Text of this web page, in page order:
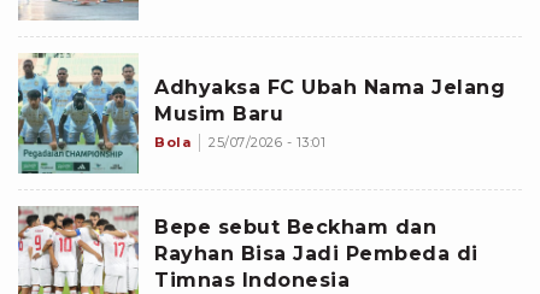
Adhyaksa FC Ubah Nama Jelang
Musim Baru
Bola 25/07/2026 - 13:01
Bepe sebut Beckham dan
Rayhan Bisa Jadi Pembeda di
Timnas Indonesia